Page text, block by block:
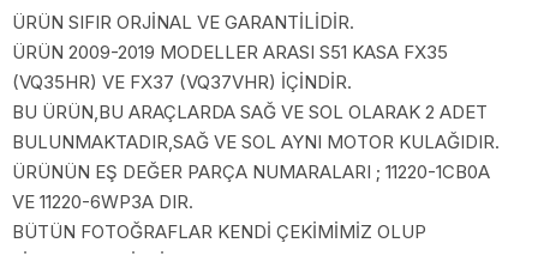
ÜRÜN SIFIR ORJİNAL VE GARANTİLİDİR.
ÜRÜN 2009-2019 MODELLER ARASI S51 KASA FX35
(VQ35HR) VE FX37 (VQ37VHR) İÇİNDİR.
BU ÜRÜN,BU ARAÇLARDA SAĞ VE SOL OLARAK 2 ADET
BULUNMAKTADIR,SAĞ VE SOL AYNI MOTOR KULAĞIDIR.
ÜRÜNÜN EŞ DEĞER PARÇA NUMARALARI ; 11220-1CB0A
VE 11220-6WP3A DIR.
BÜTÜN FOTOĞRAFLAR KENDİ ÇEKİMİMİZ OLUP